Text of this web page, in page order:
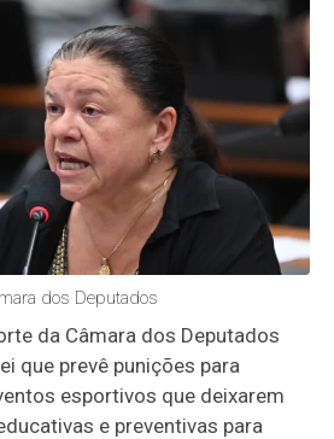
dos Deputados
da Câmara dos Deputados
que prevê punições para
esportivos que deixarem
e preventivas para